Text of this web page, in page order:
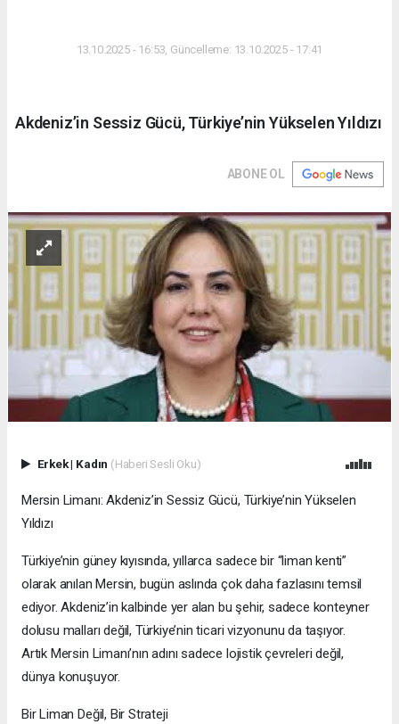
13.10.2025 - 16:53, Güncelleme: 13.10.2025 - 17:41
Akdeniz’in Sessiz Gücü, Türkiye’nin Yükselen Yıldızı
ABONE OL
Erkek| Kadın (Haberi Sesli Oku)
Mersin Limanı: Akdeniz’in Sessiz Gücü, Türkiye’nin Yükselen
Yıldızı
Türkiye’nin güney kıyısında, yıllarca sadece bir “liman kenti”
olarak anılan Mersin, bugün aslında çok daha fazlasını temsil
ediyor. Akdeniz’in kalbinde yer alan bu şehir, sadece konteyner
dolusu malları değil, Türkiye’nin ticari vizyonunu da taşıyor.
Artık Mersin Limanı’nın adını sadece lojistik çevreleri değil,
dünya konuşuyor.
Bir Liman Değil, Bir Strateji